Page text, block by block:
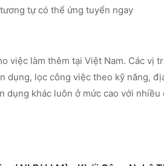
tự có thể ứng tuyển ngay
việc làm thêm tại Việt Nam. Các vị
dụng, lọc công việc theo kỹ năng,
dụng khác luôn ở mức cao với nhiều